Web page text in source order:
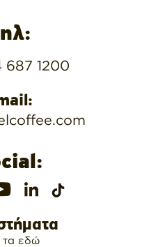
687 1200
τα εδώ